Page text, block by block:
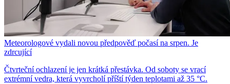
Meteorologové vydali novou předpověď počasí na srpen. Je
zdrcující
Čtvrteční ochlazení je jen krátká přestávka. Od soboty se vrací
extrémní vedra, která vyvrcholí příští týden teplotami až 35 °C.